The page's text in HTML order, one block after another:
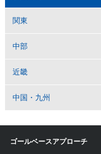
関東
中部
近畿
中国・九州
ゴールベースアプローチ